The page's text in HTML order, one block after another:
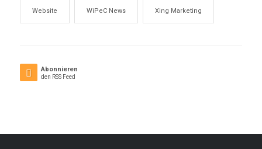
Website WiPeC News Xing Marketing
Abonnieren
den RSS Feed